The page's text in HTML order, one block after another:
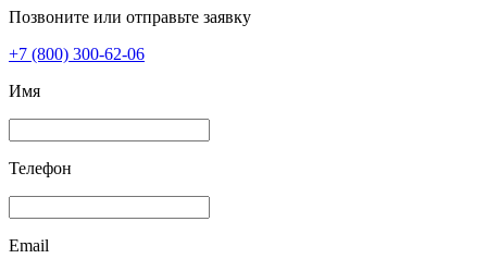
Позвоните или отправьте заявку
+7 (800) 300-62-06
Имя
Телефон
Email